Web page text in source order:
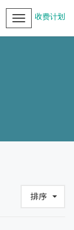
收费计划
Toggle
navigation
排序